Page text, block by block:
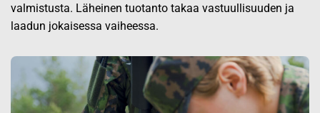
valmistusta. Läheinen tuotanto takaa vastuullisuuden ja
laadun jokaisessa vaiheessa.